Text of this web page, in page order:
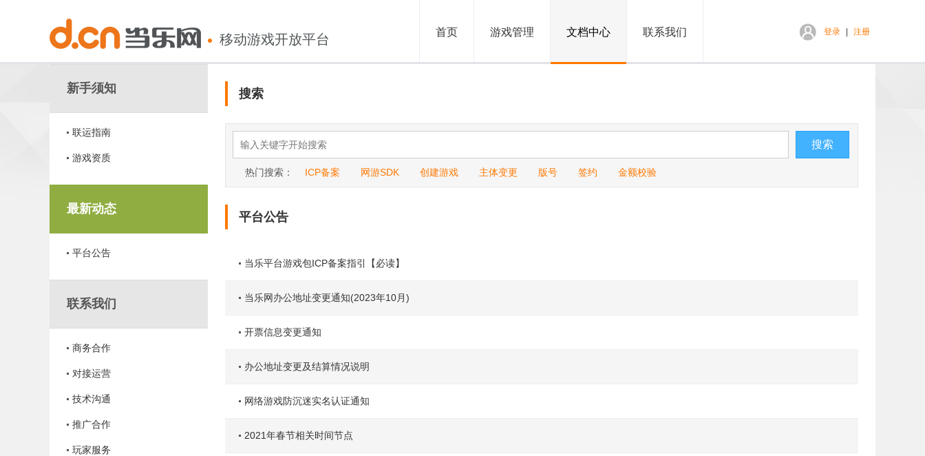
移动游戏开放平台 首页 游戏管理 文档中心 联系我们 登录 注册
新手须知
联运指南
游戏资质
最新动态
平台公告
联系我们
商务合作
对接运营
技术沟通
推广合作
玩家服务
搜索
热门搜索： ICP备案 网游SDK 创建游戏 主体变更 版号 签约 金额校验
平台公告
当乐平台游戏包ICP备案指引【必读】
当乐网办公地址变更通知(2023年10月)
开票信息变更通知
办公地址变更及结算情况说明
网络游戏防沉迷实名认证通知
2021年春节相关时间节点